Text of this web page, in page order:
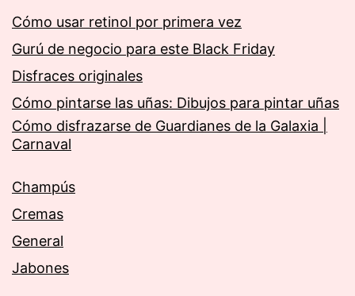
Cómo usar retinol por primera vez
Gurú de negocio para este Black Friday
Disfraces originales
Cómo pintarse las uñas: Dibujos para pintar uñas
Cómo disfrazarse de Guardianes de la Galaxia |
Carnaval
Champús
Cremas
General
Jabones